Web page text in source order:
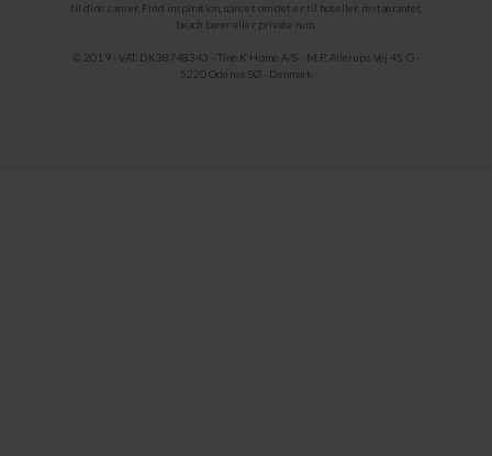
til dine sanser. Find inspiration, uanset om det er til hoteller, restauranter,
beach barer eller private rum.
© 2019 - VAT: DK38748343 - Tine K Home A/S - M.P. Allerups Vej 45 G -
5220 Odense SØ - Denmark